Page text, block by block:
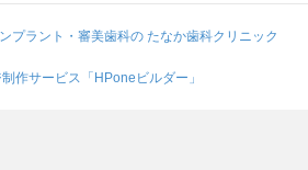
プラント・審美歯科の たなか歯科クリニック
作サービス「HPoneビルダー」